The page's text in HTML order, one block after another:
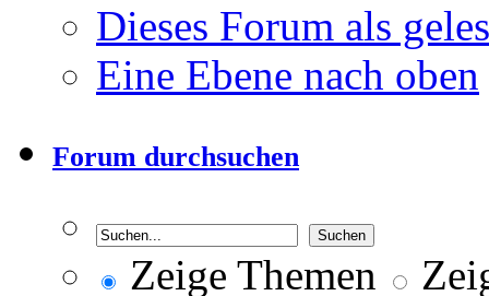
Dieses Forum als
Eine Ebene nach oben
Forum durchsuchen
Zeige Themen